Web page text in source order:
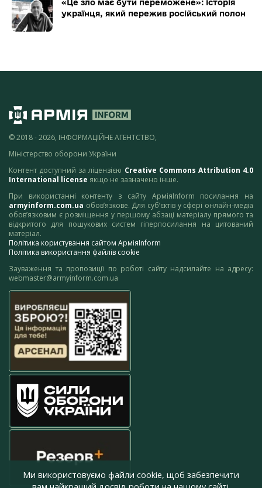
«Це зло має бути переможене»: історія
українця, який пережив російський полон
© 2018 - 2026, ІНФОРМАЦІЙНЕ АГЕНТСТВО,
Міністерство оборони України
Контент доступний за ліцензією Creative Commons Attribution 4.0
International license якщо не зазначено інше.
При використанні контенту з сайту АрміяInform посилання на
armyinform.com.ua обов’язкове. Для суб’єктів у сфері онлайн-медіа
обов’язковим є розміщення у першому абзаці матеріалу прямого та
відкритого для пошукових систем гіперпосилання на цитований
матеріал.
Політика користування сайтом АрміяInform
Політика використання файлів cookie
Зауваження та пропозиції по роботі сайту надсилайте на адресу:
webmaster@armyinform.com.ua
Ми використовуємо файли cookie, щоб забезпечити